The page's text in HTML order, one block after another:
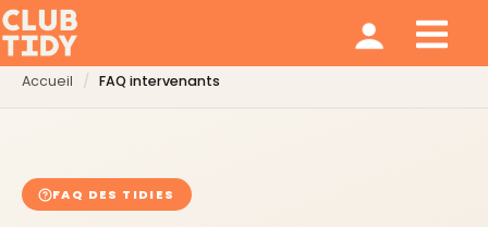
Accueil FAQ intervenants
FAQ DES TIDIES